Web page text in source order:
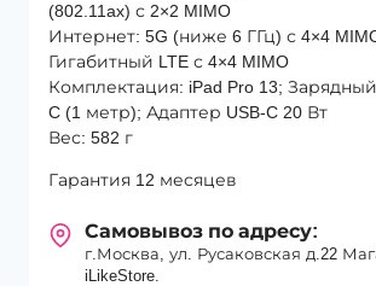
(802.11ax) с 2×2 MIMO
Интернет: 5G (ниже 6 ГГц) с 4×4
Гигабитный LTE с 4×4 MIMO
Комплектация: iPad Pro 13;
C (1 метр); Адаптер USB-C 20 Вт
Вес: 582 г
Гарантия 12 месяцев
Самовывоз по адресу:
г.Москва, ул. Русаковская д.22
iLikeStore.